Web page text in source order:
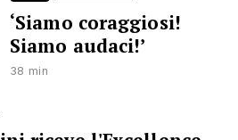
‘Siamo coraggiosi!
Siamo audaci!’
38 min